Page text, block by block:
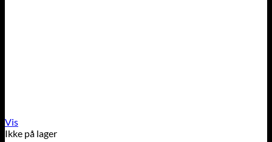
Vis
Ikke på lager